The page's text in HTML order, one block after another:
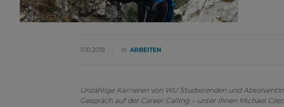
11.10.2019 in ARBEITEN
Unzählige Karrieren von WU Studierenden und
Gespräch auf der Career Calling – unter ihnen Michael